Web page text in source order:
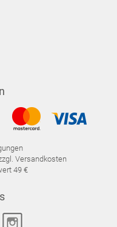
Versandkosten
49 €